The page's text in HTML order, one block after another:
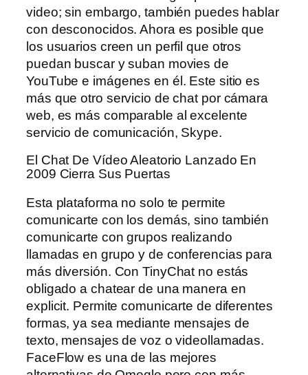
video; sin embargo, también puedes hablar
con desconocidos. Ahora es posible que
los usuarios creen un perfil que otros
puedan buscar y suban movies de
YouTube e imágenes en él. Este sitio es
más que otro servicio de chat por cámara
web, es más comparable al excelente
servicio de comunicación, Skype.
El Chat De Vídeo Aleatorio Lanzado En
2009 Cierra Sus Puertas
Esta plataforma no solo te permite
comunicarte con los demás, sino también
comunicarte con grupos realizando
llamadas en grupo y de conferencias para
más diversión. Con TinyChat no estás
obligado a chatear de una manera en
explicit. Permite comunicarte de diferentes
formas, ya sea mediante mensajes de
texto, mensajes de voz o videollamadas.
FaceFlow es una de las mejores